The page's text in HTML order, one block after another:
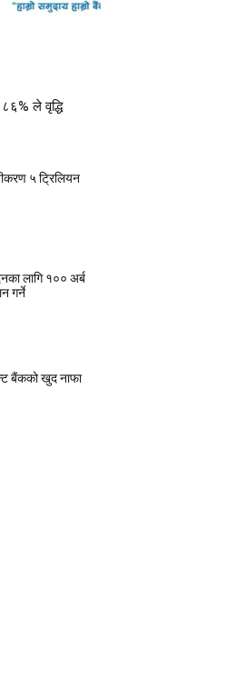
ले वृद्धि
५ ट्रिलियन
लागि १०० अर्ब
गर्ने
बैंकको खुद नाफा